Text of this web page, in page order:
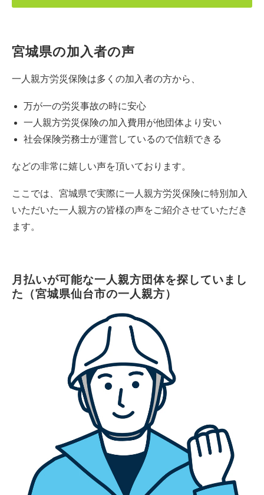
宮城県の加入者の声
一人親方労災保険は多くの加入者の方から、
万が一の労災事故の時に安心
一人親方労災保険の加入費用が他団体より安い
社会保険労務士が運営しているので信頼できる
などの非常に嬉しい声を頂いております。
ここでは、宮城県で実際に一人親方労災保険に特別加入
いただいた一人親方の皆様の声をご紹介させていただき
ます。
月払いが可能な一人親方団体を探していまし
た（宮城県仙台市の一人親方）